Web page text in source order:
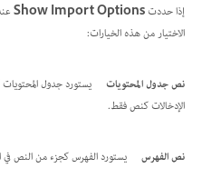
إذا حددتShow Import Options
الاختيار من هذه الخيارات:
نص جدول المحتويات
يستورد جدول
الإدخالات كنص فقط.
نص الفهرس يستورد الفهرس كجزء من النص في